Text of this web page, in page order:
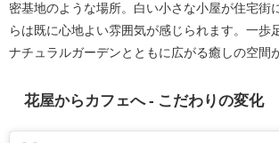
密基地のような場所。白い小さな小屋が住宅街
らは既に心地よい雰囲気が感じられます。一歩
ナチュラルガーデンとともに広がる癒しの空間
花屋からカフェへ - こだわりの変化